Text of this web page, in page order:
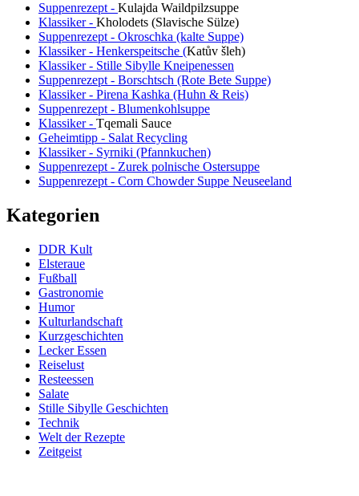
Suppenrezept - Kulajda Waildpilzsuppe
Klassiker - Kholodets (Slavische Sülze)
Suppenrezept - Okroschka (kalte Suppe)
Klassiker - Henkerspeitsche (Katův šleh)
Klassiker - Stille Sibylle Kneipenessen
Suppenrezept - Borschtsch (Rote Bete Suppe)
Klassiker - Pirena Kashka (Huhn & Reis)
Suppenrezept - Blumenkohlsuppe
Klassiker - Tqemali Sauce
Geheimtipp - Salat Recycling
Klassiker - Syrniki (Pfannkuchen)
Suppenrezept - Zurek polnische Ostersuppe
Suppenrezept - Corn Chowder Suppe Neuseeland
Kategorien
DDR Kult
Elsteraue
Fußball
Gastronomie
Humor
Kulturlandschaft
Kurzgeschichten
Lecker Essen
Reiselust
Resteessen
Salate
Stille Sibylle Geschichten
Technik
Welt der Rezepte
Zeitgeist